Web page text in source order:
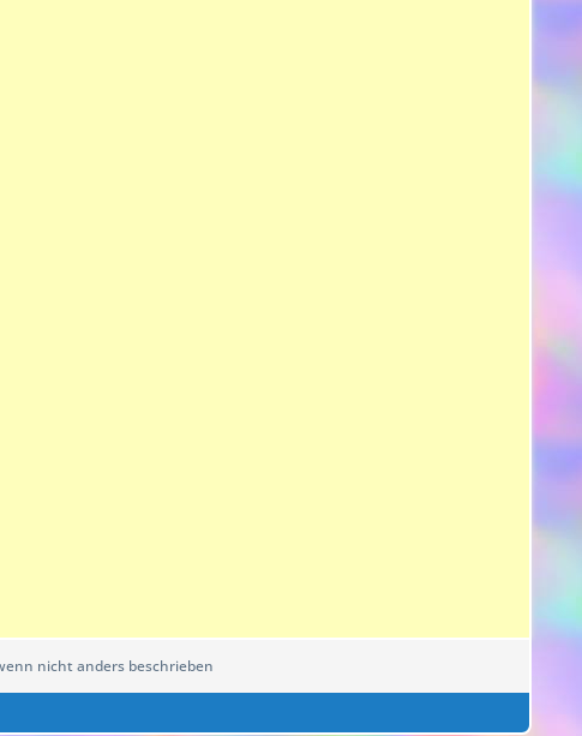
nicht anders beschrieben